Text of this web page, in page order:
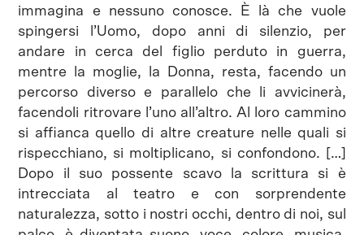
immagina e nessuno conosce. È là che vuole
spingersi l’Uomo, dopo anni di silenzio, per
andare in cerca del figlio perduto in guerra,
mentre la moglie, la Donna, resta, facendo un
percorso diverso e parallelo che li avvicinerà,
facendoli ritrovare l’uno all’altro. Al loro cammino
si affianca quello di altre creature nelle quali si
rispecchiano, si moltiplicano, si confondono. […]
Dopo il suo possente scavo la scrittura si è
intrecciata al teatro e con sorprendente
naturalezza, sotto i nostri occhi, dentro di noi, sul